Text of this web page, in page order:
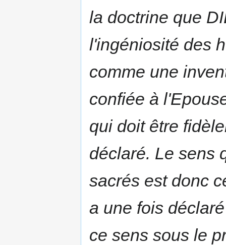
la doctrine que
l'ingéniosité des
comme une
confiée à
qui doit être
déclaré. Le sens
sacrés est donc
a une fois
ce sens sous le